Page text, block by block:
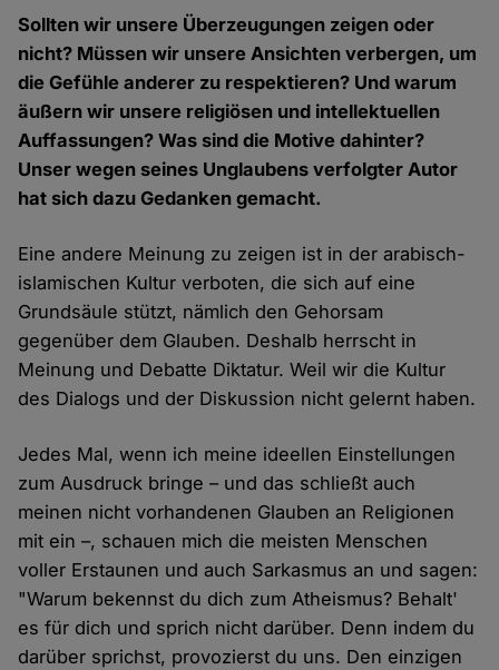
Sollten wir unsere Überzeugungen zeigen oder
nicht? Müssen wir unsere Ansichten verbergen, um
die Gefühle anderer zu respektieren? Und warum
äußern wir unsere religiösen und intellektuellen
Auffassungen? Was sind die Motive dahinter?
Unser wegen seines Unglaubens verfolgter Autor
hat sich dazu Gedanken gemacht.
Eine andere Meinung zu zeigen ist in der arabisch-
islamischen Kultur verboten, die sich auf eine
Grundsäule stützt, nämlich den Gehorsam
gegenüber dem Glauben. Deshalb herrscht in
Meinung und Debatte Diktatur. Weil wir die Kultur
des Dialogs und der Diskussion nicht gelernt haben.
Jedes Mal, wenn ich meine ideellen Einstellungen
zum Ausdruck bringe – und das schließt auch
meinen nicht vorhandenen Glauben an Religionen
mit ein –, schauen mich die meisten Menschen
voller Erstaunen und auch Sarkasmus an und sagen:
"Warum bekennst du dich zum Atheismus? Behalt'
es für dich und sprich nicht darüber. Denn indem du
darüber sprichst, provozierst du uns. Den einzigen